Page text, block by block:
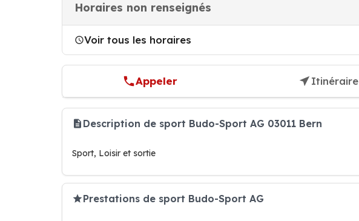
Horaires non renseignés
Voir tous les horaires
Appeler Itinéraire
Description de sport Budo-Sport AG 03011 Bern
Sport, Loisir et sortie
Prestations de sport Budo-Sport AG